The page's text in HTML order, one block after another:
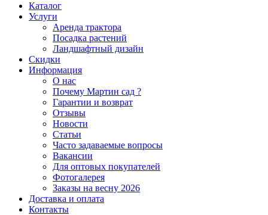
Каталог
Услуги
Аренда трактора
Посадка растений
Ландшафтный дизайн
Скидки
Информация
О нас
Почему Мартин сад ?
Гарантии и возврат
Отзывы
Новости
Статьи
Часто задаваемые вопросы
Вакансии
Для оптовых покупателей
Фотогалерея
Заказы на весну 2026
Доставка и оплата
Контакты